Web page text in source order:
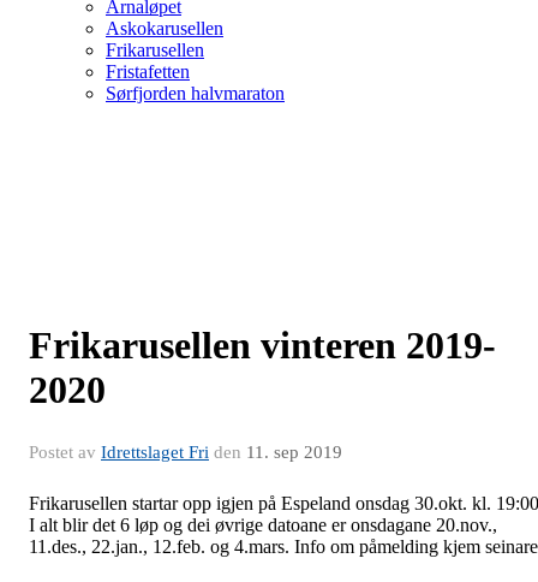
Arnaløpet
Askokarusellen
Frikarusellen
Fristafetten
Sørfjorden halvmaraton
Frikarusellen vinteren 2019-
2020
Postet av Idrettslaget Fri den 11. sep 2019
Frikarusellen startar opp igjen på Espeland onsdag 30.okt. kl.
I alt blir det 6 løp og dei øvrige datoane er onsdagane 20.nov.,
11.des., 22.jan., 12.feb. og 4.mars. Info om påmelding kjem